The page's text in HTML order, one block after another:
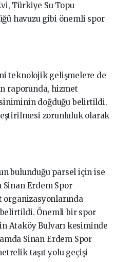
Türkiye Su Topu
havuzu gibi önemli spor
teknolojik gelişmelere de
raporunda, hizmet
doğduğu belirtildi.
zorunluluk olarak
bulunduğu parsel için ise
Sinan Erdem Spor
organizasyonlarında
Önemli bir spor
Ataköy Bulvarı kesiminde
Sinan Erdem Spor
taşıt yolu geçişi